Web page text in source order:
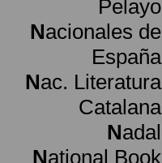
Pelayo
Nacionales de
España
Nac. Literatura
Catalana
Nadal
National Book